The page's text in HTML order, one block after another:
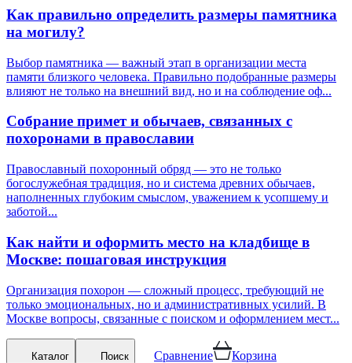
Как правильно определить размеры памятника
на могилу?
Выбор памятника — важный этап в организации места
памяти близкого человека. Правильно подобранные размеры
влияют не только на внешний вид, но и на соблюдение оф...
Собрание примет и обычаев, связанных с
похоронами в православии
Православный похоронный обряд — это не только
богослужебная традиция, но и система древних обычаев,
наполненных глубоким смыслом, уважением к усопшему и
заботой...
Как найти и оформить место на кладбище в
Москве: пошаговая инструкция
Организация похорон — сложный процесс, требующий не
только эмоциональных, но и административных усилий. В
Москве вопросы, связанные с поиском и оформлением мест...
Каталог Поиск Сравнение Корзина